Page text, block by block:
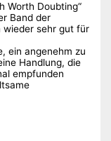
Worth Doubting“
Band der
wieder sehr gut für
ein angenehm zu
Handlung, die
empfunden